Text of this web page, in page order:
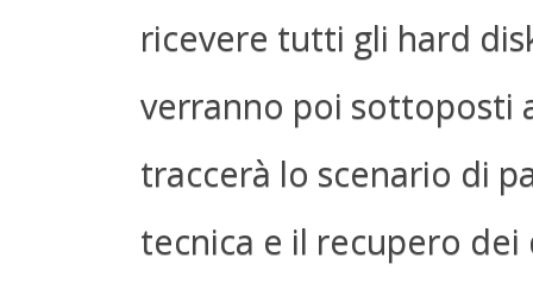
ricevere tutti gli hard
verranno poi sottoposti
traccerà lo scenario di
tecnica e il recupero dei